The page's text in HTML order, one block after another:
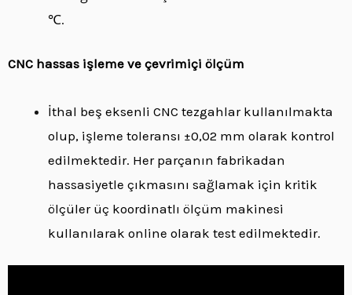
℃.
CNC hassas işleme ve çevrimiçi ölçüm
İthal beş eksenli CNC tezgahlar kullanılmakta
olup, işleme toleransı ±0,02 mm olarak kontrol
edilmektedir. Her parçanın fabrikadan
hassasiyetle çıkmasını sağlamak için kritik
ölçüler üç koordinatlı ölçüm makinesi
kullanılarak online olarak test edilmektedir.